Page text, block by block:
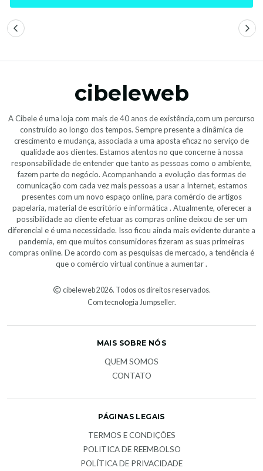
cibeleweb
A Cibele é uma loja com mais de 40 anos de existência,com um percurso
construído ao longo dos tempos. Sempre presente a dinâmica de
crescimento e mudança, associada a uma aposta eficaz no serviço de
qualidade aos clientes. Estamos atentos no que concerne à nossa
responsabilidade de entender que tanto as pessoas como o ambiente,
fazem parte do negócio. Acompanhando a evolução das formas de
comunicação com cada vez mais pessoas a usar a Internet, estamos
presentes com um novo espaço online, para comércio de artigos
papelaria, material de escritório e informática . Atualmente, oferecer a
possibilidade ao cliente efetuar as compras online deixou de ser um
diferencial e é uma necessidade. Isso ficou ainda mais evidente durante a
pandemia, em que muitos consumidores fizeram as suas primeiras
compras online. De acordo com as pesquisas de mercado, a tendência é
que o comércio virtual continue a aumentar .
cibeleweb 2026. Todos os direitos reservados.
Com tecnologia Jumpseller.
MAIS SOBRE NÓS
QUEM SOMOS
CONTATO
PÁGINAS LEGAIS
TERMOS E CONDIÇÕES
POLITICA DE REEMBOLSO
POLÍTICA DE PRIVACIDADE